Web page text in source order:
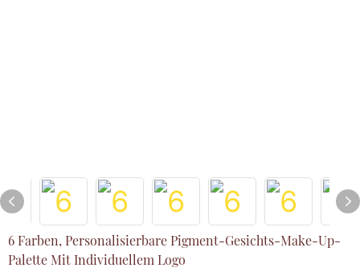
6 Farben, Personalisierbare Pigment-Gesichts-Make-Up-
Palette Mit Individuellem Logo